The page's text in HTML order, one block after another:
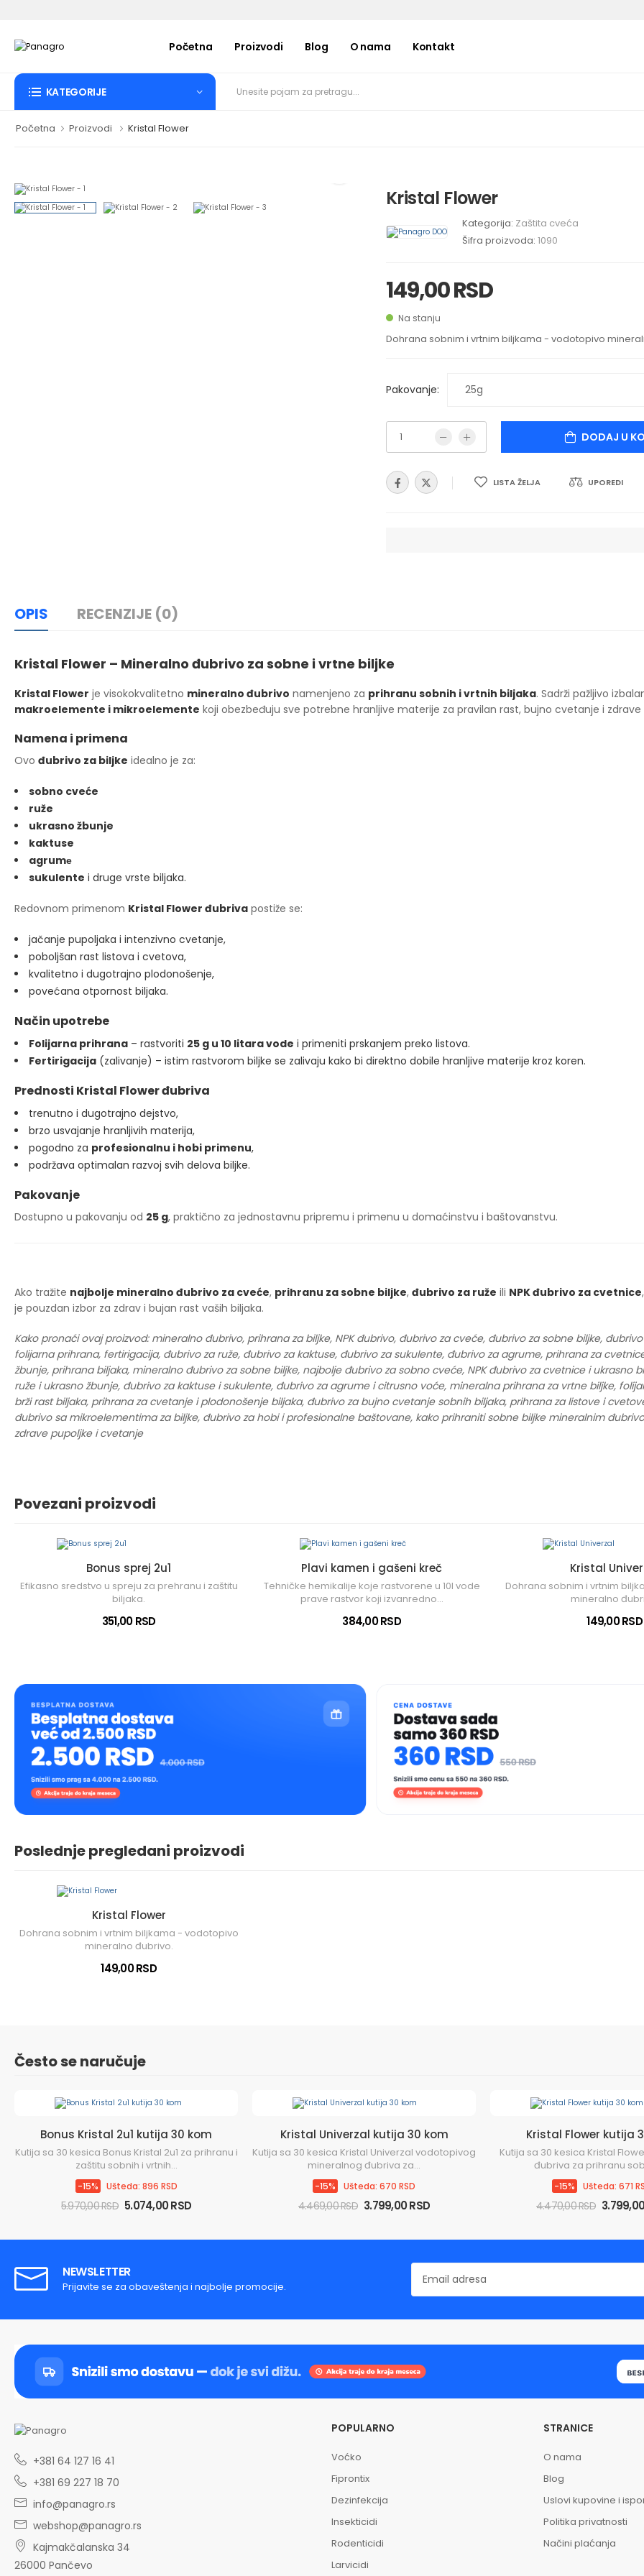
Početna Proizvodi Blog O nama Kontakt
KATEGORIJE
Početna Proizvodi Kristal Flower
Kristal Flower
Kategorija: Zaštita cveća
Šifra proizvoda: 1090
149,00 RSD
Na stanju
Dohrana sobnim i vrtnim biljkama - vodotopivo
Pakovanje:
DODAJ U
LISTA ŽELJA UPOREDI
OPIS RECENZIJE (0)
Kristal Flower – Mineralno đubrivo za sobne i vrtne biljke
Kristal Flower je visokokvalitetno mineralno đubrivo namenjeno za prihranu sobnih i vrtnih biljaka. Sadrži pažljivo
makroelemente i mikroelemente koji obezbeđuju sve potrebne hranljive materije za pravilan rast, bujno cvetanje i zdrave
Namena i primena
Ovo đubrivo za biljke idealno je za:
sobno cveće
ruže
ukrasno žbunje
kaktuse
agrumе
sukulente i druge vrste biljaka.
Redovnom primenom Kristal Flower đubriva postiže se:
jačanje pupoljaka i intenzivno cvetanje,
poboljšan rast listova i cvetova,
kvalitetno i dugotrajno plodonošenje,
povećana otpornost biljaka.
Način upotrebe
Folijarna prihrana – rastvoriti 25 g u 10 litara vode i primeniti prskanjem preko listova.
Fertirigacija (zalivanje) – istim rastvorom biljke se zalivaju kako bi direktno dobile hranljive materije kroz koren.
Prednosti Kristal Flower đubriva
trenutno i dugotrajno dejstvo,
brzo usvajanje hranljivih materija,
pogodno za profesionalnu i hobi primenu,
podržava optimalan razvoj svih delova biljke.
Pakovanje
Dostupno u pakovanju od 25 g, praktično za jednostavnu pripremu i primenu u domaćinstvu i baštovanstvu.
Ako tražite najbolje mineralno đubrivo za cveće, prihranu za sobne biljke, đubrivo za ruže ili NPK đubrivo za cvetnice,
je pouzdan izbor za zdrav i bujan rast vaših biljaka.
Kako pronaći ovaj proizvod: mineralno đubrivo, prihrana za biljke, NPK đubrivo, đubrivo za cveće, đubrivo za sobne biljke,
folijarna prihrana, fertirigacija, đubrivo za ruže, đubrivo za kaktuse, đubrivo za sukulente, đubrivo za agrume, prihrana za
žbunje, prihrana biljaka, mineralno đubrivo za sobne biljke, najbolje đubrivo za sobno cveće, NPK đubrivo za cvetnice i ukrasno
ruže i ukrasno žbunje, đubrivo za kaktuse i sukulente, đubrivo za agrume i citrusno voće, mineralna prihrana za vrtne biljke,
brži rast biljaka, prihrana za cvetanje i plodonošenje biljaka, đubrivo za bujno cvetanje sobnih biljaka, prihrana za listove i
đubrivo sa mikroelementima za biljke, đubrivo za hobi i profesionalne baštovane, kako prihraniti sobne biljke mineralnim
zdrave pupoljke i cvetanje
Povezani proizvodi
Bonus sprej 2u1
Efikasno sredstvo u spreju za prehranu i zaštitu
biljaka.
351,00 RSD
Plavi kamen i gašeni kreč
Tehničke hemikalije koje rastvorene u 10l vode
prave rastvor koji izvanredno...
384,00 RSD
Kristal
Dohrana sobnim i vrtnim
mineralno
149,00 RSD
Poslednje pregledani proizvodi
Kristal Flower
Dohrana sobnim i vrtnim biljkama - vodotopivo
mineralno đubrivo.
149,00 RSD
Često se naručuje
Bonus Kristal 2u1 kutija 30 kom
Kutija sa 30 kesica Bonus Kristal 2u1 za prihranu i
zaštitu sobnih i vrtnih...
-15% Ušteda: 896 RSD
5.970,00 RSD 5.074,00 RSD
Kristal Univerzal kutija 30 kom
Kutija sa 30 kesica Kristal Univerzal vodotopivog
mineralnog đubriva za...
-15% Ušteda: 670 RSD
4.469,00 RSD 3.799,00 RSD
Kristal Flower kutija
Kutija sa 30 kesica Kristal
đubriva za prihranu
-15% Ušteda: 671
4.470,00 RSD
NEWSLETTER
Prijavite se za obaveštenja i najbolje promocije.
+381 64 127 16 41
+381 69 227 18 70
info@panagro.rs
webshop@panagro.rs
Kajmakčalanska 34
26000 Pančevo
POPULARNO
Voćko
Fiprontix
Dezinfekcija
Insekticidi
Rodenticidi
Larvicidi
STRANICE
O nama
Blog
Uslovi kupovine i
Politika privatnosti
Načini plaćanja